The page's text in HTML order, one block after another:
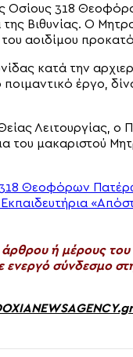
Οσίους 318
της Βιθυνίας. Ο
αοιδίμου
κατά την
έργο,
Λειτουργίας, ο
του μακαριστού
ή μέρους του
ενεργό σύνδεσμο